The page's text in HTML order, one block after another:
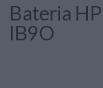
Bateria
IB9O